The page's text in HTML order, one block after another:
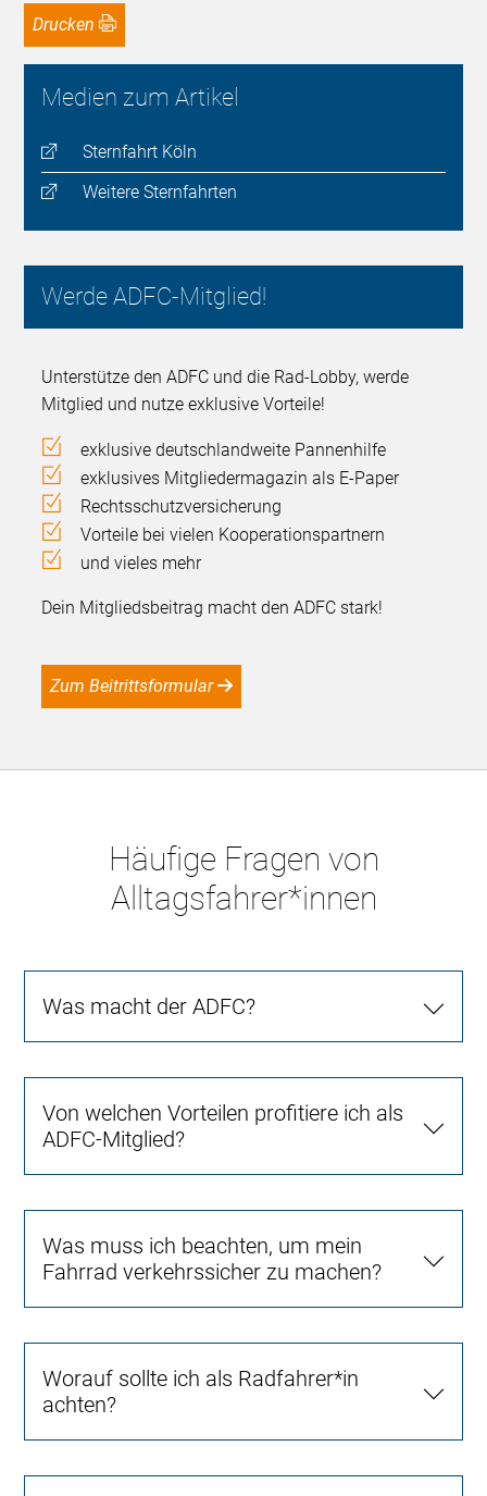
Drucken
Medien zum Artikel
Sternfahrt Köln
Weitere Sternfahrten
Werde ADFC-Mitglied!
Unterstütze den ADFC und die Rad-Lobby, werde
Mitglied und nutze exklusive Vorteile!
exklusive deutschlandweite Pannenhilfe
exklusives Mitgliedermagazin als E-Paper
Rechtsschutzversicherung
Vorteile bei vielen Kooperationspartnern
und vieles mehr
Dein Mitgliedsbeitrag macht den ADFC stark!
Zum Beitrittsformular
Häufige Fragen von
Alltagsfahrer*innen
Was macht der ADFC?
Von welchen Vorteilen profitiere ich als
ADFC-Mitglied?
Was muss ich beachten, um mein
Fahrrad verkehrssicher zu machen?
Worauf sollte ich als Radfahrer*in
achten?